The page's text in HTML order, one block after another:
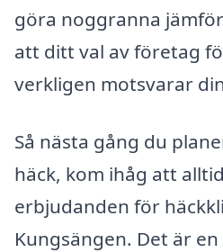
göra noggranna
att ditt val av företag
verkligen motsvarar
Så nästa gång du
häck, kom ihåg att
erbjudanden för
Kungsängen. Det är